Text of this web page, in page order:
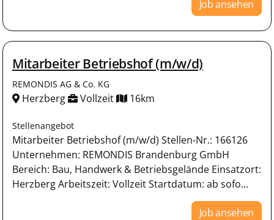
Job ansehen
Mitarbeiter Betriebshof (m/w/d)
REMONDIS AG & Co. KG
Herzberg Vollzeit 16km
Stellenangebot
Mitarbeiter Betriebshof (m/w/d) Stellen-Nr.: 166126
Unternehmen: REMONDIS Brandenburg GmbH
Bereich: Bau, Handwerk & Betriebsgelände Einsatzort:
Herzberg Arbeitszeit: Vollzeit Startdatum: ab sofo...
Job ansehen